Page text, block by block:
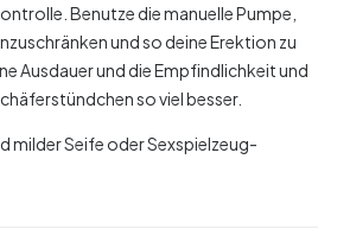
Benutze die manuelle Pumpe,
und so deine Erektion zu
Ausdauer und die Empfindlichkeit und
so viel besser.
milder Seife oder Sexspielzeug-